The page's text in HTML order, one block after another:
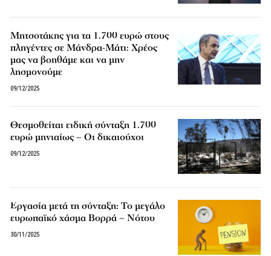
Μητσοτάκης για τα 1.700 ευρώ στους
πληγέντες σε Μάνδρα-Μάτι: Χρέος
μας να βοηθάμε και να μην
λησμονούμε
09/12/2025
Θεσμοθείται ειδική σύνταξη 1.700
ευρώ μηνιαίως – Οι δικαιούχοι
09/12/2025
Εργασία μετά τη σύνταξη: Το μεγάλο
ευρωπαϊκό χάσμα Βορρά – Νότου
30/11/2025